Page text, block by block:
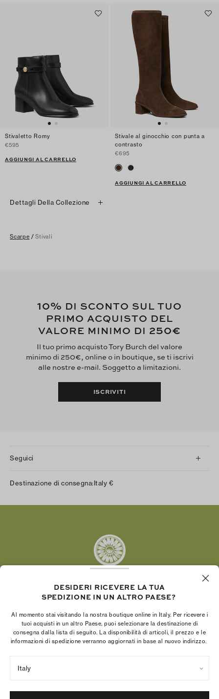
Stivaletto Romy
€595
AGGIUNGI AL CARRELLO
Stivale al ginocchio con punta a
contrasto
€695
AGGIUNGI AL CARRELLO
Dettagli Della Collezione
Scarpe / Stivali
10% DI SCONTO SUL TUO
PRIMO ACQUISTO DEL
VALORE MINIMO DI 250€
Il tuo primo acquisto Tory Burch del valore
minimo di 250€, online o in boutique, se ti iscrivi
alle nostre e-mail. Soggetto a limitazioni.
ISCRIVITI
Seguici
Twitter
LinkedIn
Destinazione di consegna:Italy €
La Fondazione Tory Burch promuove
imprenditrici nella realizzazione di progetti solidi e
duraturi.
Colophon della società
Mappa del sito
DESIDERI RICEVERE LA TUA
SPEDIZIONE IN UN ALTRO PAESE?
Al momento stai visitando la nostra boutique online in Italy. Per ricevere i
tuoi acquisti in un altro Paese, puoi selezionare la destinazione di
consegna dalla lista di seguito. La disponibilità di articoli, il prezzo e le
informazioni di spedizione verranno aggiornati in base al nuovo indirizzo.
Italy